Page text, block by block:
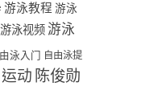
游泳教程 游泳
游泳视频 游泳
泳入门 自由泳提
运动 陈俊勋